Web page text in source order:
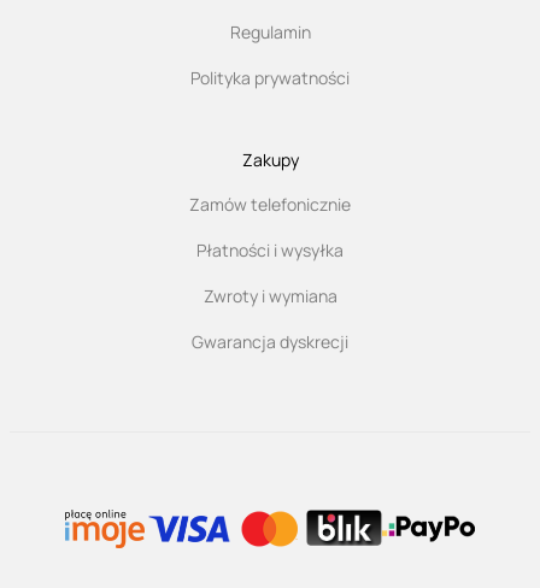
Regulamin
Polityka prywatności
Zakupy
Zamów telefonicznie
Płatności i wysyłka
Zwroty i wymiana
Gwarancja dyskrecji